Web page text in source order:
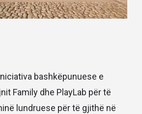
bashkëpunuese e
Family dhe PlayLab për të
lundruese për të gjithë në